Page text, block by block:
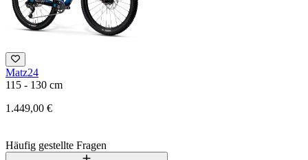
Matz24
115 - 130 cm
1.449,00 €
Häufig gestellte Fragen